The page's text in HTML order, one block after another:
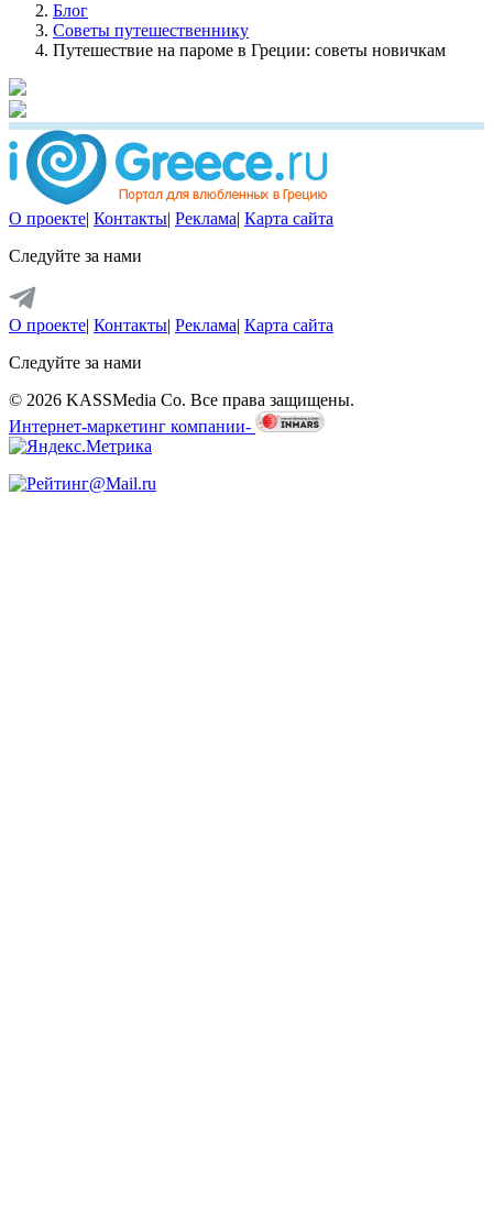
Блог
Советы путешественнику
Путешествие на пароме в Греции: советы новичкам
О проекте| Контакты| Реклама| Карта сайта
Следуйте за нами
О проекте| Контакты| Реклама| Карта сайта
Следуйте за нами
© 2026 KASSMedia Co. Все права защищены.
Интернет-маркетинг компании-